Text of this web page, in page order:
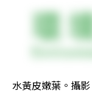
水黃皮嫩葉。攝